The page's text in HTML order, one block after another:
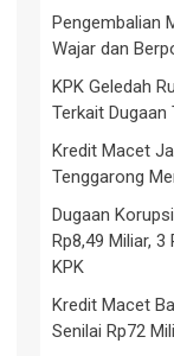
Pengembalian
Wajar dan
KPK Geledah
Terkait Dugaan
Kredit Macet
Tenggarong
Dugaan
Rp8,49 Miliar,
KPK
Kredit Macet
Senilai Rp72